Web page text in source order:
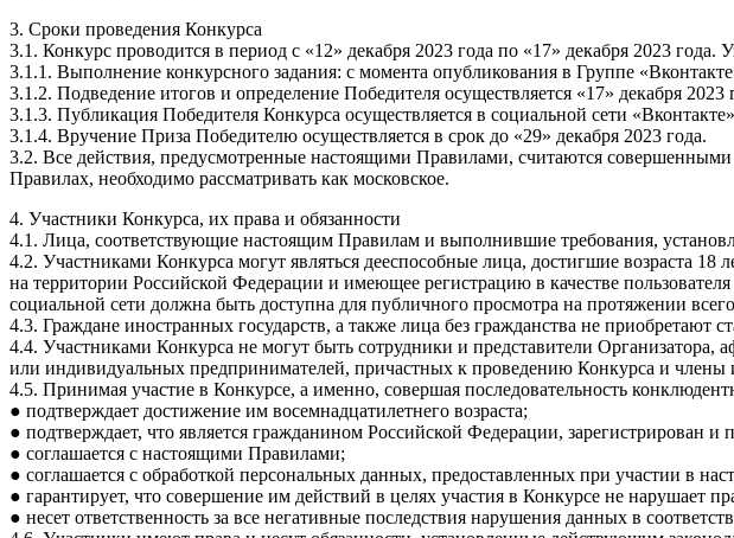
3. Сроки проведения Конкурса
3.1. Конкурс проводится в период с «12» декабря 2023 года по «17» декабря 2023 года.
3.1.1. Выполнение конкурсного задания: с момента опубликования в Группе
3.1.2. Подведение итогов и определение Победителя осуществляется «17» декабря 2023
3.1.3. Публикация Победителя Конкурса осуществляется в социальной сети
3.1.4. Вручение Приза Победителю осуществляется в срок до «29» декабря 2023 года.
3.2. Все действия, предусмотренные настоящими Правилами, считаются
Правилах, необходимо рассматривать как московское.
4. Участники Конкурса, их права и обязанности
4.1. Лица, соответствующие настоящим Правилам и выполнившие требования,
4.2. Участниками Конкурса могут являться дееспособные лица, достигшие возраста
на территории Российской Федерации и имеющее регистрацию в качестве
социальной сети должна быть доступна для публичного просмотра на протяжении
4.3. Граждане иностранных государств, а также лица без гражданства не приобретают
4.4. Участниками Конкурса не могут быть сотрудники и представители
или индивидуальных предпринимателей, причастных к проведению Конкурса и члены
4.5. Принимая участие в Конкурсе, а именно, совершая последовательность
● подтверждает достижение им восемнадцатилетнего возраста;
● подтверждает, что является гражданином Российской Федерации, зарегистрирован
● соглашается с настоящими Правилами;
● соглашается с обработкой персональных данных, предоставленных при участии в
● гарантирует, что совершение им действий в целях участия в Конкурсе не нарушает
● несет ответственность за все негативные последствия нарушения данных в